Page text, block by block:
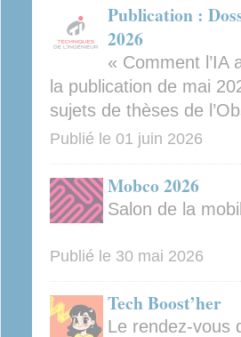
Publication :
2026
« Comment l’IA
la publication de mai
sujets de thèses de
Publié le 01 juin 2026
Mobco 2026
Salon de la
Publié le 30 mai 2026
Tech Boost’her
Le rendez-vous